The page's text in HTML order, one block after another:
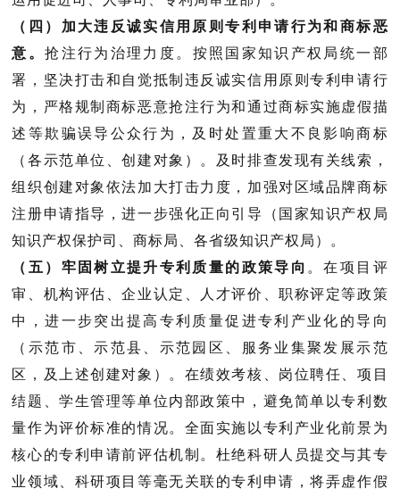
（四）加大违反诚实信用原则专利申请行为和商标恶
意。抢注行为治理力度。 按照国家知识产权局统一部
署，坚决打击和自觉抵制违反诚实信用原则专利申请行
为，严格规制商标恶意抢注行为和通过商标实施虚假描
述等欺骗误导公众行为，及时处置重大不良影响商标
（各示范单位、创建对象 ）。及时排查发现有关线索，
组织创建对象依法加大打击力度，加强对区域品牌商标
注册申请指导，进一步强化正向引导（国家知识产权局
知识产权保护司、商标局、各省级知识产权局）。
（五）牢固树立提升专利质量的政策导向 。在项目评
审、机构评估、企业认定、人才评价、职称评定等政策
中，进一步突出提高专利质量促进专利产业化的导向
（ 示范市、示范县、示范园区、服务业集聚发展示范
区，及上述创建对象 ）。在绩效考核、岗位聘任、项目
结题、学生管理等单位内部政策中，避免简单以专利数
量作为评价标准的情况。全面实施以专利产业化前景为
核心的专利申请前评估机制。杜绝科研人员提交与其专
业领域、科研项目等毫无关联的专利申请，将弄虚作假